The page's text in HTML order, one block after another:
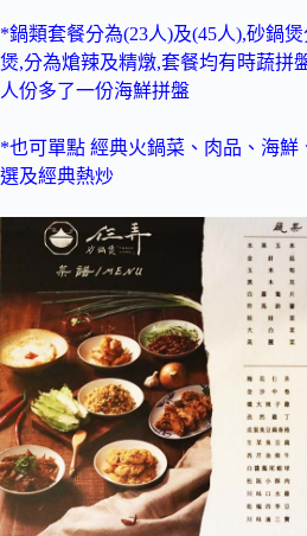
*鍋類套餐分為(23人)及(45人),砂鍋
煲,分為熗辣及精燉,套餐均有時蔬拼
人份多了一份海鮮拼盤
*也可單點 經典火鍋菜、肉品、海鮮
選及經典熱炒